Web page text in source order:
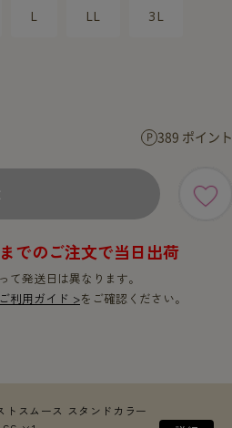
L LL 3L
389 ポイント
でのご注文で当日出荷
て発送日は異なります。
ご利用ガイド >をご確認ください。
トスムース スタンドカラー